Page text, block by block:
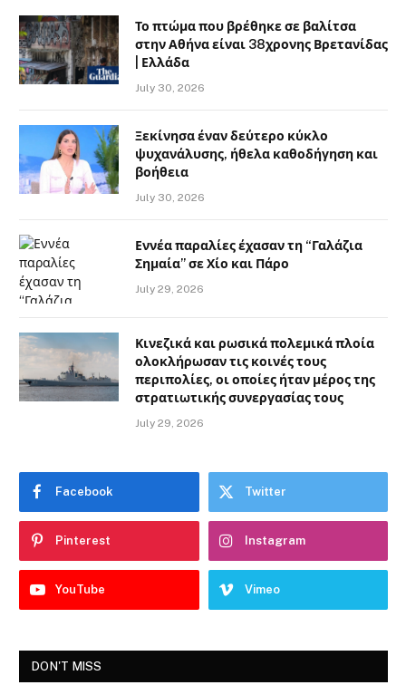
Το πτώμα που βρέθηκε σε βαλίτσα
στην Αθήνα είναι 38χρονης Βρετανίδας
| Ελλάδα
July 30, 2026
Ξεκίνησα έναν δεύτερο κύκλο
ψυχανάλυσης, ήθελα καθοδήγηση και
βοήθεια
July 30, 2026
Εννέα παραλίες έχασαν τη “Γαλάζια
Σημαία” σε Χίο και Πάρο
July 29, 2026
Κινεζικά και ρωσικά πολεμικά πλοία
ολοκλήρωσαν τις κοινές τους
περιπολίες, οι οποίες ήταν μέρος της
στρατιωτικής συνεργασίας τους
July 29, 2026
Facebook Twitter
Pinterest Instagram
YouTube Vimeo
DON'T MISS